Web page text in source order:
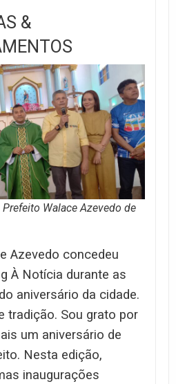
&
Walace Azevedo de
Azevedo concedeu
À Notícia durante as
aniversário da cidade.
tradição. Sou grato por
um aniversário de
Nesta edição,
inaugurações